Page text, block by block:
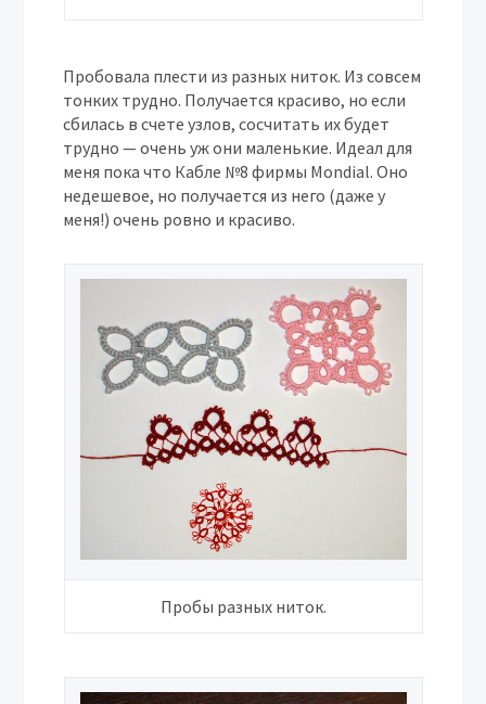
Пробовала плести из разных ниток. Из совсем
тонких трудно. Получается красиво, но если
сбилась в счете узлов, сосчитать их будет
трудно — очень уж они маленькие. Идеал для
меня пока что Кабле №8 фирмы Mondial. Оно
недешевое, но получается из него (даже у
меня!) очень ровно и красиво.
Пробы разных ниток.